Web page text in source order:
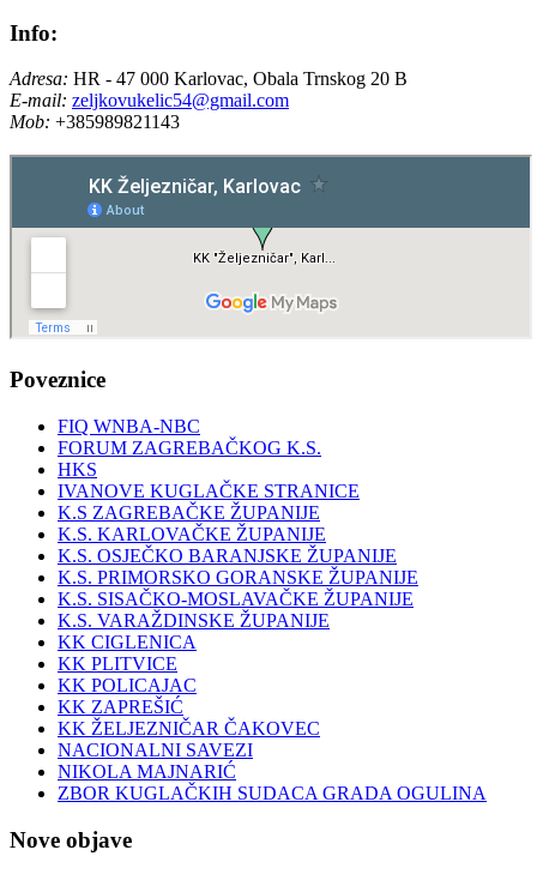
Info:
Adresa: HR - 47 000 Karlovac, Obala Trnskog 20 B
E-mail: zeljkovukelic54@gmail.com
Mob: +385989821143
Poveznice
FIQ WNBA-NBC
FORUM ZAGREBAČKOG K.S.
HKS
IVANOVE KUGLAČKE STRANICE
K.S ZAGREBAČKE ŽUPANIJE
K.S. KARLOVAČKE ŽUPANIJE
K.S. OSJEČKO BARANJSKE ŽUPANIJE
K.S. PRIMORSKO GORANSKE ŽUPANIJE
K.S. SISAČKO-MOSLAVAČKE ŽUPANIJE
K.S. VARAŽDINSKE ŽUPANIJE
KK CIGLENICA
KK PLITVICE
KK POLICAJAC
KK ZAPREŠIĆ
KK ŽELJEZNIČAR ČAKOVEC
NACIONALNI SAVEZI
NIKOLA MAJNARIĆ
ZBOR KUGLAČKIH SUDACA GRADA OGULINA
Nove objave